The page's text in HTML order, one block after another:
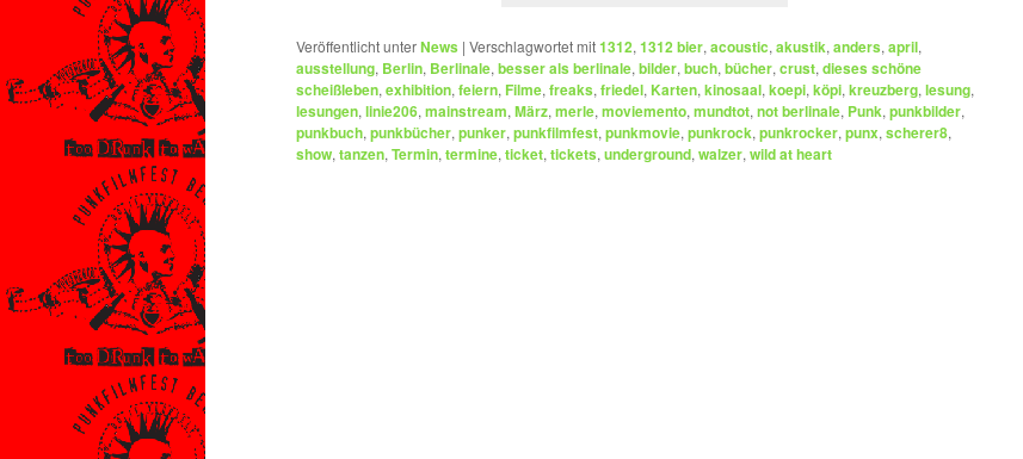
Veröffentlicht unterNews | Verschlagwortet mit1312, 1312 bier, acoustic, akustik, anders, april,
ausstellung, Berlin, Berlinale, besser als berlinale, bilder, buch, bücher, crust, dieses schöne
scheißleben, exhibition, feiern, Filme, freaks, friedel, Karten, kinosaal, koepi, köpi, kreuzberg, lesung,
lesungen, linie206, mainstream, März, merle, moviemento, mundtot, not berlinale, Punk, punkbilder,
punkbuch, punkbücher, punker, punkfilmfest, punkmovie, punkrock, punkrocker, punx, scherer8,
show, tanzen, Termin, termine, ticket, tickets, underground, walzer, wild at heart